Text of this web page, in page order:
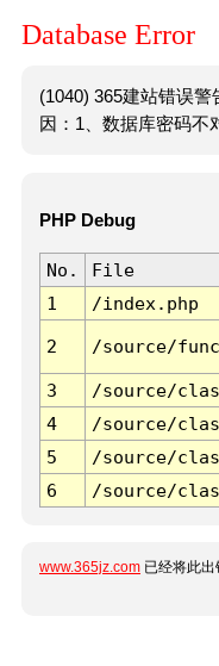
Database Error
(1040) 365建站错误
因：1、数据库密码不
PHP Debug
No. File
1
/index.php
2 /source/
3 /source/
4
/source/
5
/source/
6
/source/
www.365jz.com 已经将此